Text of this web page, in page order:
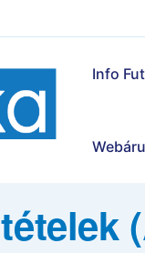
Info